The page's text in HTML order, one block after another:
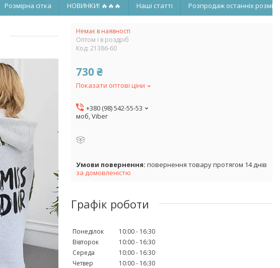
Розмірна сітка НОВИНКИ! 🔥🔥🔥 Наші статті Розпродаж останніх
Немає в наявності
Оптом і в роздріб
Код: 21386-60
730 ₴
Показати оптові ціни
+380 (98) 542-55-53
моб, Viber
повернення товару протягом 14 днів
за домовленістю
Графік роботи
Понеділок 10:00
16:30
Вівторок
10:00
16:30
Середа
10:00
16:30
Четвер
10:00
16:30